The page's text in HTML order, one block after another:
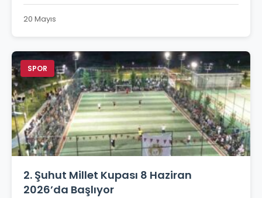
20 Mayıs
SPOR
2. Şuhut Millet Kupası 8 Haziran
2026’da Başlıyor